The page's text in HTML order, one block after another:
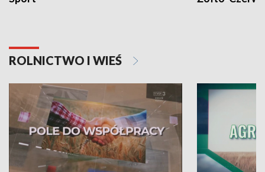
ROLNICTWO I WIEŚ